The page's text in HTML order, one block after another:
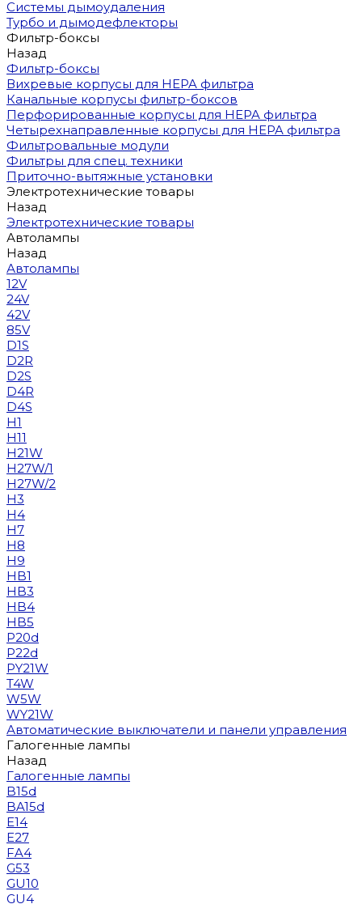
Системы дымоудаления
Турбо и дымодефлекторы
Фильтр-боксы
Назад
Фильтр-боксы
Вихревые корпусы для HEPA фильтра
Канальные корпусы фильтр-боксов
Перфорированные корпусы для HEPA фильтра
Четырехнаправленные корпусы для HEPA фильтра
Фильтровальные модули
Фильтры для спец. техники
Приточно-вытяжные установки
Электротехнические товары
Назад
Электротехнические товары
Автолампы
Назад
Автолампы
12V
24V
42V
85V
D1S
D2R
D2S
D4R
D4S
H1
H11
H21W
H27W/1
H27W/2
H3
H4
H7
H8
H9
HB1
HB3
HB4
HB5
P20d
P22d
PY21W
T4W
W5W
WY21W
Автоматические выключатели и панели управления
Галогенные лампы
Назад
Галогенные лампы
B15d
BA15d
E14
E27
FA4
G53
GU10
GU4